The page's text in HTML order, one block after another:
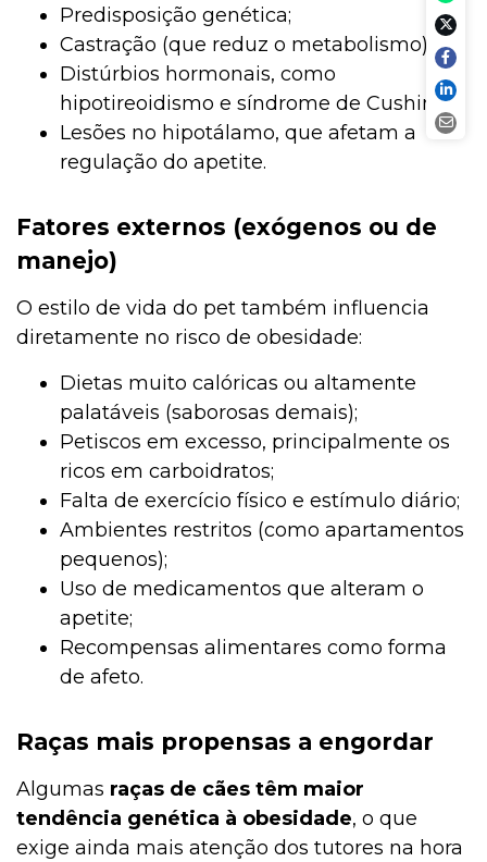
Predisposição genética;
Castração (que reduz o metabolismo);
Distúrbios hormonais, como
hipotireoidismo e síndrome de Cushing;
Lesões no hipotálamo, que afetam a
regulação do apetite.
Fatores externos (exógenos ou de
manejo)
O estilo de vida do pet também influencia
diretamente no risco de obesidade:
Dietas muito calóricas ou altamente
palatáveis (saborosas demais);
Petiscos em excesso, principalmente os
ricos em carboidratos;
Falta de exercício físico e estímulo diário;
Ambientes restritos (como apartamentos
pequenos);
Uso de medicamentos que alteram o
apetite;
Recompensas alimentares como forma
de afeto.
Raças mais propensas a engordar
Algumas raças de cães têm maior
tendência genética à obesidade, o que
exige ainda mais atenção dos tutores na hora